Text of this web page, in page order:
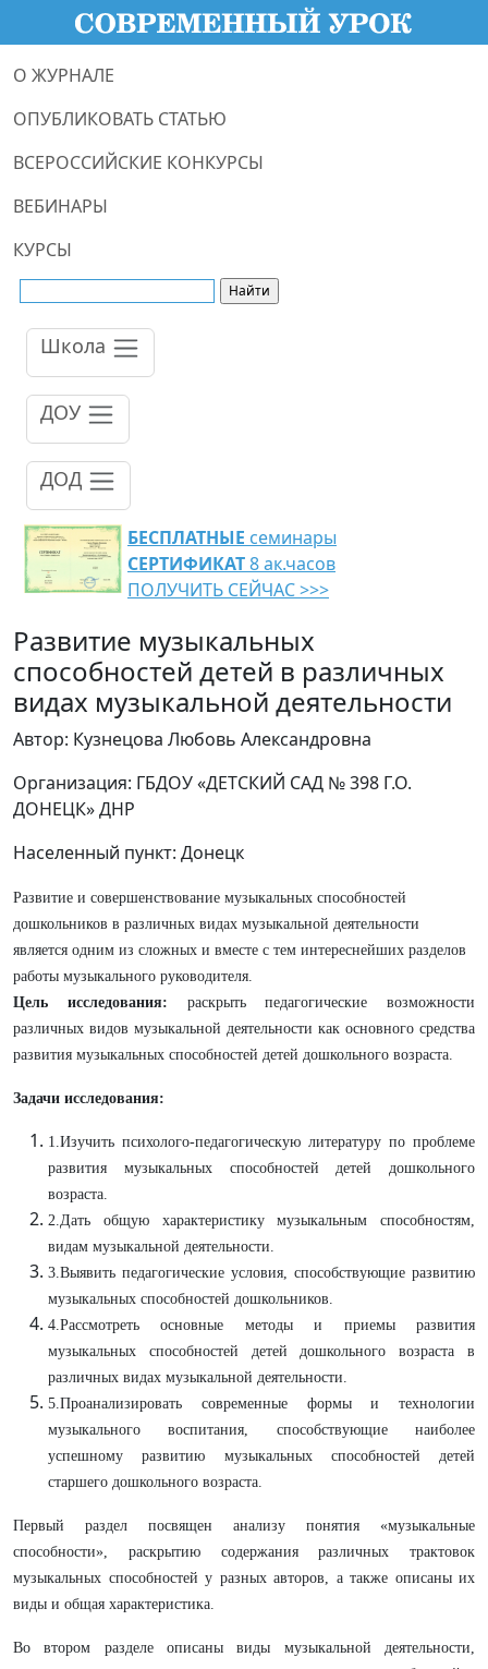
О ЖУРНАЛЕ
ОПУБЛИКОВАТЬ СТАТЬЮ
ВСЕРОССИЙСКИЕ КОНКУРСЫ
ВЕБИНАРЫ
КУРСЫ
Школа
ДОУ
ДОД
БЕСПЛАТНЫЕ семинары
СЕРТИФИКАТ8 ак.часов
ПОЛУЧИТЬ СЕЙЧАС >>>
Развитие музыкальных
способностей детей в различных
видах музыкальной деятельности
Автор: Кузнецова Любовь Александровна
Организация: ГБДОУ «ДЕТСКИЙ САД № 398 Г.О.
ДОНЕЦК» ДНР
Населенный пункт: Донецк
Развитие и совершенствование музыкальных способностей
дошкольников в различных видах музыкальной деятельности
является одним из сложных и вместе с тем интереснейших разделов
работы музыкального руководителя.
Цель исследования: раскрыть педагогические возможности
различных видов музыкальной деятельности как основного средства
развития музыкальных способностей детей дошкольного возраста.
Задачи исследования:
1.Изучить психолого-педагогическую литературу по проблеме
развития музыкальных способностей детей дошкольного
возраста.
2.Дать общую характеристику музыкальным способностям,
видам музыкальной деятельности.
3.Выявить педагогические условия, способствующие развитию
музыкальных способностей дошкольников.
4.Рассмотреть основные методы и приемы развития
музыкальных способностей детей дошкольного возраста в
различных видах музыкальной деятельности.
5.Проанализировать современные формы и технологии
музыкального воспитания, способствующие наиболее
успешному развитию музыкальных способностей детей
старшего дошкольного возраста.
Первый раздел посвящен анализу понятия «музыкальные
способности», раскрытию содержания различных трактовок
музыкальных способностей у разных авторов, а также описаны их
виды и общая характеристика.
Во втором разделе описаны виды музыкальной деятельности,